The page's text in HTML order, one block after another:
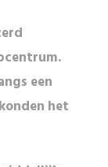
een
het